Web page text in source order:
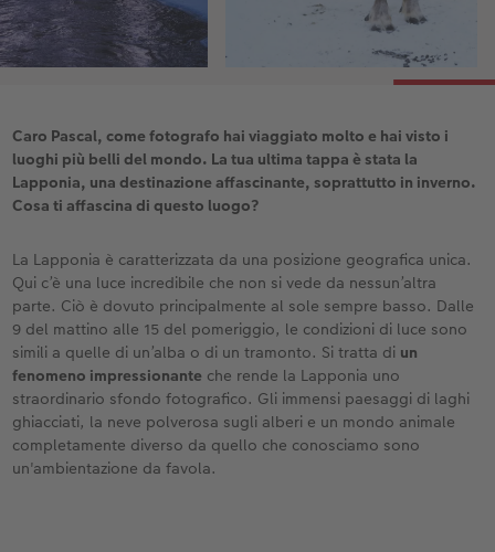
Accessori
CEWE myPhotos
Novità
Caro Pascal, come fotografo hai viaggiato molto e hai visto i
luoghi più belli del mondo. La tua ultima tappa è stata la
Lapponia, una destinazione affascinante, soprattutto in inverno.
Cosa ti affascina di questo luogo?
La Lapponia è caratterizzata da una posizione geografica unica.
Qui c’è una luce incredibile che non si vede da nessun’altra
parte. Ciò è dovuto principalmente al sole sempre basso. Dalle
9 del mattino alle 15 del pomeriggio, le condizioni di luce sono
simili a quelle di un’alba o di un tramonto. Si tratta di un
fenomeno impressionante che rende la Lapponia uno
straordinario sfondo fotografico. Gli immensi paesaggi di laghi
ghiacciati, la neve polverosa sugli alberi e un mondo animale
completamente diverso da quello che conosciamo sono
un'ambientazione da favola.